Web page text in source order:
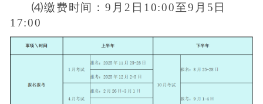
⑷缴费时间：9月2日10:00至9月5日
17:00